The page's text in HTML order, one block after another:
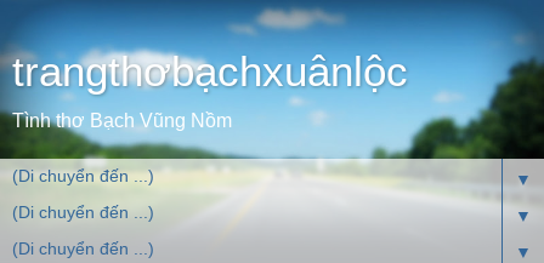
trangthơbạchxuânlộc
Tình thơ Bạch Vũng Nồm
▼
▼
▼